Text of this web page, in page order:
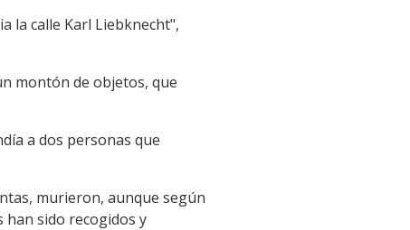
la calle Karl Liebknecht",
montón de objetos, que
a dos personas que
murieron, aunque según
sido recogidos y